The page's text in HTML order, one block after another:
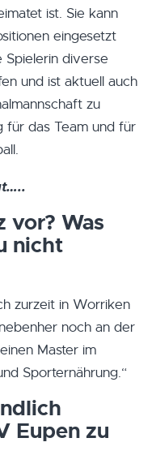
ist. Sie kann
eingesetzt
Spielerin diverse
und ist aktuell auch
zu
für das Team und für
vor? Was
nicht
zurzeit in Worriken
noch an der
Master im
Sporternährung.“
Eupen zu